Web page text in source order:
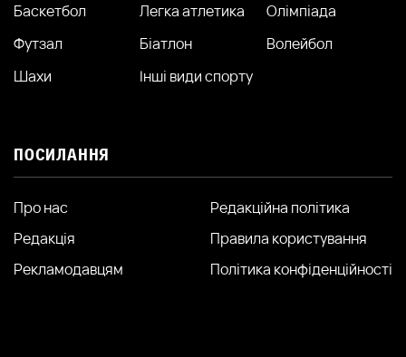
Баскетбол
Легка атлетика
Олімпіада
Футзал
Біатлон
Волейбол
Шахи
Інші види спорту
ПОСИЛАННЯ
Про нас
Редакція
Рекламодавцям
Редакційна політика
Правила користування
Політика конфіденційності